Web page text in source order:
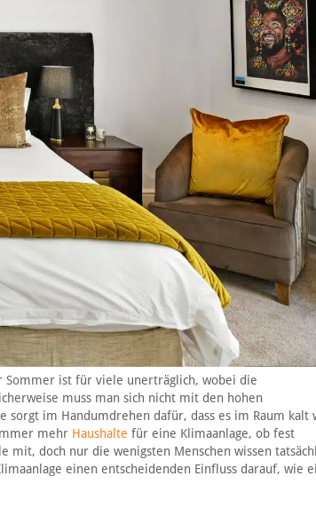
ist für viele unerträglich, wobei die
muss man sich nicht mit den hohen
sorgt im Handumdrehen dafür, dass es im Raum kalt
mehr Haushalte für eine Klimaanlage, ob fest
doch nur die wenigsten Menschen wissen
einen entscheidenden Einfluss darauf, wie